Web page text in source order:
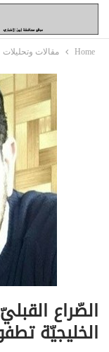
Home مقالات وتحليلات
الصّراع
الخليجيّة